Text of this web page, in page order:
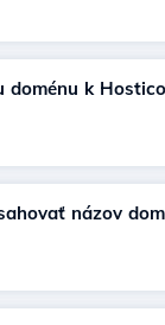
doménu k
názov